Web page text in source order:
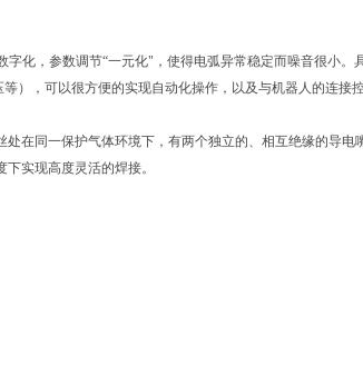
字化，参数调节“一元化" ，使得电弧异常稳定而噪音很小。
），可以很方便的实现自动化操作，以及与机器人的连接控
在同一保护气体环境下，有两个独立的、相互绝缘的导电
实现高度灵活的焊接。